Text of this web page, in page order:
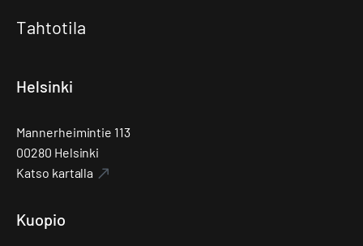
Tahtotila
Helsinki
Mannerheimintie 113
00280 Helsinki
Katso kartalla
Kuopio